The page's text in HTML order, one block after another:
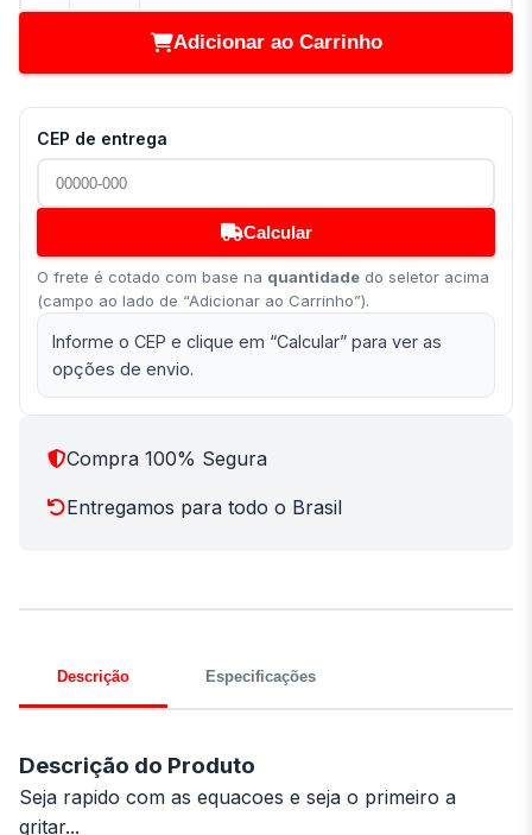
Adicionar ao Carrinho
CEP de entrega
Calcular
O frete é cotado com base na quantidade do seletor acima
(campo ao lado de “Adicionar ao Carrinho”).
Informe o CEP e clique em “Calcular” para ver as
opções de envio.
Compra 100% Segura
Entregamos para todo o Brasil
Descrição Especificações
Descrição do Produto
Seja rapido com as equacoes e seja o primeiro a
gritar...